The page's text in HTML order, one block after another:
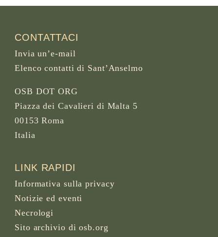
CONTATTACI
Invia un’e-mail
Elenco contatti di Sant’Anselmo
OSB DOT ORG
Piazza dei Cavalieri di Malta 5
00153 Roma
Italia
LINK RAPIDI
Informativa sulla privacy
Notizie ed eventi
Necrologi
Sito archivio di osb.org